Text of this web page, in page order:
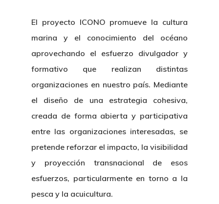
El proyecto ICONO promueve la cultura
marina y el conocimiento del océano
aprovechando el esfuerzo divulgador y
formativo que realizan distintas
organizaciones en nuestro país. Mediante
el diseño de una estrategia cohesiva,
creada de forma abierta y participativa
entre las organizaciones interesadas, se
pretende reforzar el impacto, la visibilidad
y proyección transnacional de esos
esfuerzos, particularmente en torno a la
pesca y la acuicultura.